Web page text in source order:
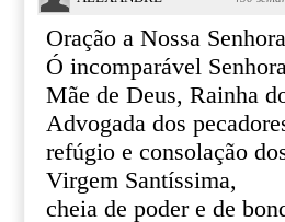
Oração a Nossa
Ó incomparável
Mãe de Deus, Rainha
Advogada dos
refúgio e consolação
Virgem Santíssima,
cheia de poder e de